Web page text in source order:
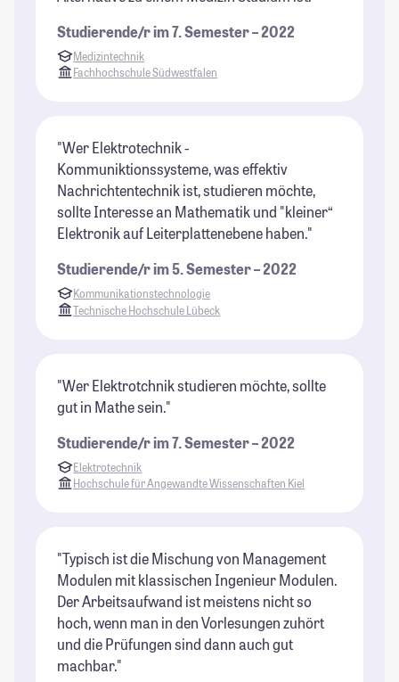
Studierende/r im 7. Semester – 2022
Medizintechnik
Fachhochschule Südwestfalen
"Wer Elektrotechnik -
Kommuniktionssysteme, was effektiv
Nachrichtentechnik ist, studieren möchte,
sollte Interesse an Mathematik und "kleiner“
Elektronik auf Leiterplattenebene haben."
Studierende/r im 5. Semester – 2022
Kommunikationstechnologie
Technische Hochschule Lübeck
"Wer Elektrotchnik studieren möchte, sollte
gut in Mathe sein."
Studierende/r im 7. Semester – 2022
Elektrotechnik
Hochschule für Angewandte Wissenschaften Kiel
"Typisch ist die Mischung von Management
Modulen mit klassischen Ingenieur Modulen.
Der Arbeitsaufwand ist meistens nicht so
hoch, wenn man in den Vorlesungen zuhört
und die Prüfungen sind dann auch gut
machbar."